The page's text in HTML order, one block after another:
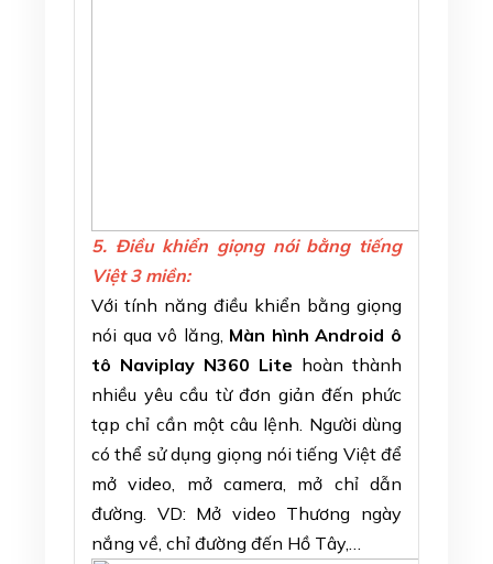
5. Điều khiển giọng nói bằng tiếng
Việt 3 miền:
Với tính năng điều khiển bằng giọng
nói qua vô lăng, Màn hình Android ô
tô Naviplay N360 Lite hoàn thành
nhiều yêu cầu từ đơn giản đến phức
tạp chỉ cần một câu lệnh. Người dùng
có thể sử dụng giọng nói tiếng Việt để
mở video, mở camera, mở chỉ dẫn
đường. VD: Mở video Thương ngày
nắng về, chỉ đường đến Hồ Tây,…